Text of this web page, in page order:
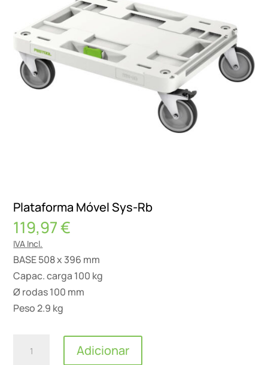
Plataforma Móvel Sys-Rb
119,97€
IVA Incl.
BASE 508 x 396 mm
Capac. carga 100 kg
Ø rodas 100 mm
Peso 2.9 kg
Quantidade
Adicionar